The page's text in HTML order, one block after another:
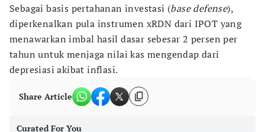
Sebagai basis pertahanan investasi (base defense),
diperkenalkan pula instrumen xRDN dari IPOT yang
menawarkan imbal hasil dasar sebesar 2 persen per
tahun untuk menjaga nilai kas mengendap dari
depresiasi akibat inflasi.
Share Article
Curated For You